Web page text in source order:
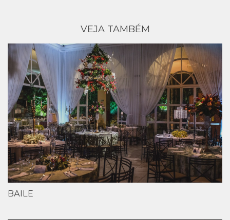
VEJA TAMBÉM
BAILE